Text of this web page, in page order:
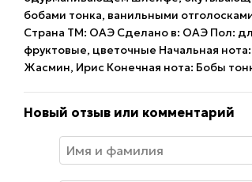
бобами тонка, ванильными
Страна ТМ: ОАЭ Сделано в: ОАЭ Пол:
фруктовые, цветочные Начальная
Жасмин, Ирис Конечная нота: Бобы
Новый отзыв или комментарий